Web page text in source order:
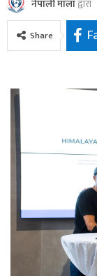
नेपाली मालाद्वारा
Share